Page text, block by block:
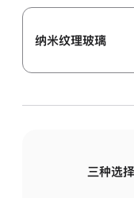
纳米纹理玻璃
三种选